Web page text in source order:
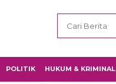
POLITIK HUKUM & KRIMINAL